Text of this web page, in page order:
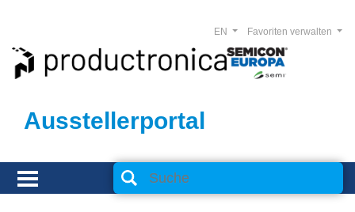
Ausstellerportal
Favoriten verwalten
EN